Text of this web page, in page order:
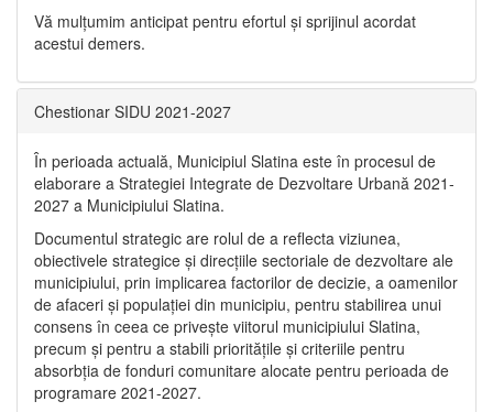
Vă mulţumim anticipat pentru efortul şi sprijinul acordat
acestui demers.
Chestionar SIDU 2021-2027
În perioada actuală, Municipiul Slatina este în procesul de
elaborare a Strategiei Integrate de Dezvoltare Urbană 2021‐
2027 a Municipiului Slatina.
Documentul strategic are rolul de a reflecta viziunea,
obiectivele strategice și direcțiile sectoriale de dezvoltare ale
municipiului, prin implicarea factorilor de decizie, a oamenilor
de afaceri și populației din municipiu, pentru stabilirea unui
consens în ceea ce privește viitorul municipiului Slatina,
precum și pentru a stabili prioritățile și criteriile pentru
absorbția de fonduri comunitare alocate pentru perioada de
programare 2021-2027.